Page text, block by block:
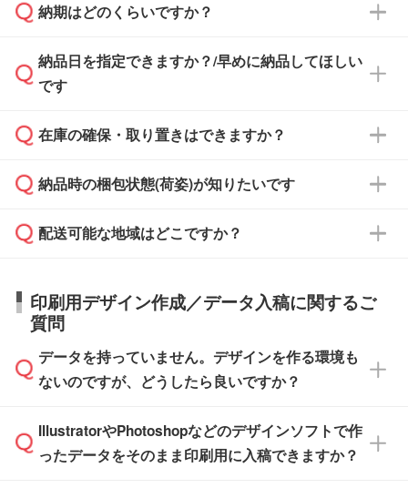
どの場合は、月末締め翌月末払いに対応可能で
また、卒業・卒園記念品で対策委員会や個人様
校や幼稚園・保育園であれば、同様の条件でご
ご希望の際は担当スタッフまでお気軽にご相談
ください。
納品書・領収書は ご依頼をいただいた場合の
ず、通常はPDFデータをメール添付でお送りし
ます。
たは注文フォームの『ご注文に関する備考欄』
納期はどのくらいですか？
・印刷する場合(500個程度)
ご入金、イメージ画像の校了から約2週間～2
ご入金確認後、1～2営業日で出荷いたしま
タッフまでお問い合わせください。
ル」に注文予定日をご入力いただくと、おおよ
その締切日や出荷目安をご確認いただけます。
品が決まりましたらお早めのご発注をお願いい
たします。
納品日を指定できますか？/早めに納品してほしい
です
ご希望の納期がある場合は、お問い合わせ・お
い。
応が可能かご案内いたします。
す。>>対象商品はこちら
※最短出荷日は商品によって異なります。各商
品ページにてご確認ください
在庫の確保・取り置きはできますか？
ご入金確認後に在庫を確保し、注文確定のご連
はできかねますので予めご了承ください。
納品時の梱包状態(荷姿)が知りたいです
商品によって異なります。各ページにある商品
す。(白箱、化粧箱、ブリスターパックなど)
【袋入り】 商品がひとつずつ袋に入っていま
す。(透明袋、デザイン袋など)
【個包装なし】 個包装がされていない状態で
※化粧箱から白箱への入れ替えや、オリジナル
箱の作成は原則承っておりません。
配送可能な地域はどこですか？
直接納品は行っておりませんので予めご了承く
ださい。
印刷用デザイン作成／データ入稿に関するご
質問
データを持っていません。デザインを作る環境も
ないのですが、どうしたら良いですか？
無料の「デザインシミュレーター」を使えば、
PCやスマホから簡単にデザインを作成できま
IllustratorやPhotoshopなどのデザインソフトで作
ったデータをそのまま印刷用に入稿できますか？